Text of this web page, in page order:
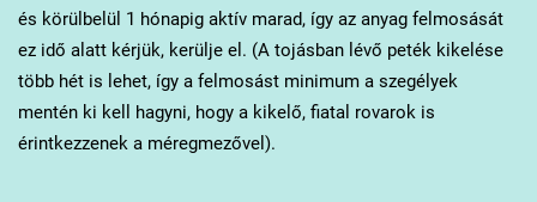
és körülbelül 1 hónapig aktív marad, így az anyag felmosását
ez idő alatt kérjük, kerülje el. (A tojásban lévő peték kikelése
több hét is lehet, így a felmosást minimum a szegélyek
mentén ki kell hagyni, hogy a kikelő, fiatal rovarok is
érintkezzenek a méregmezővel).